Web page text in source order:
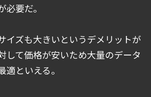
必要だ。
イズも大きいというデメリットが
して価格が安いため大量のデータ
といえる。